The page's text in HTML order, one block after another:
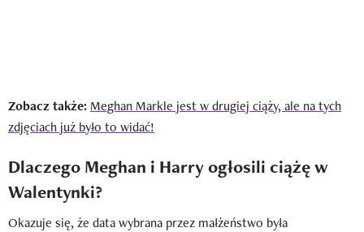
Zobacz także: Meghan Markle jest w drugiej ciąży, ale na tych
zdjęciach już było to widać!
Dlaczego Meghan i Harry ogłosili ciążę w
Walentynki?
Okazuje się, że data wybrana przez małżeństwo była